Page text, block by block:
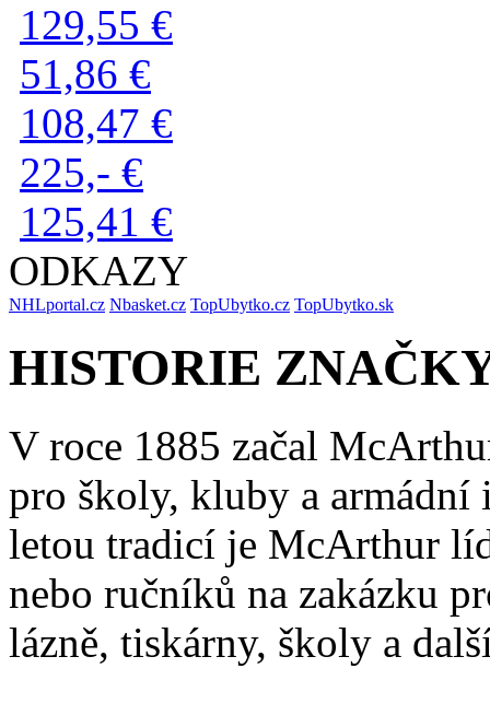
129,55 €
51,86 €
108,47 €
225,- €
125,41 €
ODKAZY
NHLportal.cz Nbasket.cz TopUbytko.cz TopUbytko.sk
HISTORIE
V roce 1885 začal
pro školy, kluby a armádní
letou tradicí je McArthur
nebo ručníků na zakázku
lázně, tiskárny, školy a